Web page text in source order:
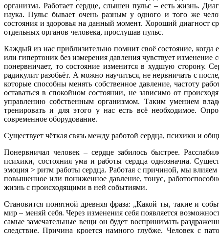
организма. Работает сердце, слышен пульс – есть жизнь.
наука. Пульс бывает очень разным у одного и того же
состояния и здоровья на данный момент. Хороший диагност
отдельных органов человека, прослушав пульс.
Каждый из нас приблизительно помнит своё состояние,
или гипертоник без измерения давления чувствует изменение
понервничает, то состояние изменится в худшую сторону.
радикулит разобьёт. А можно научиться, не нервничать с
которые способны менять собственное давление, частоту
оставаться в спокойном состоянии, не зависимо от
управлению собственным организмом. Таким умением
тренировать и для этого у нас есть всё необходимое.
современное оборудование.
Существует чёткая связь между работой сердца, психики и
Понервничал человек – сердце забилось быстрее.
психики, состояния ума и работы сердца однозначна.
эмоция > ритм работы сердца. Работая с причиной, мы влияем
повышенное или пониженное давление, тонус,
жизнь с происходящими в ней событиями.
Становится понятной древняя фраза: „Какой ты, такие и
мир – меняй себя. Через изменения себя появляется
самые замечательные вещи он будет воспринимать
следствие. Причина кроется намного глубже. Человек с